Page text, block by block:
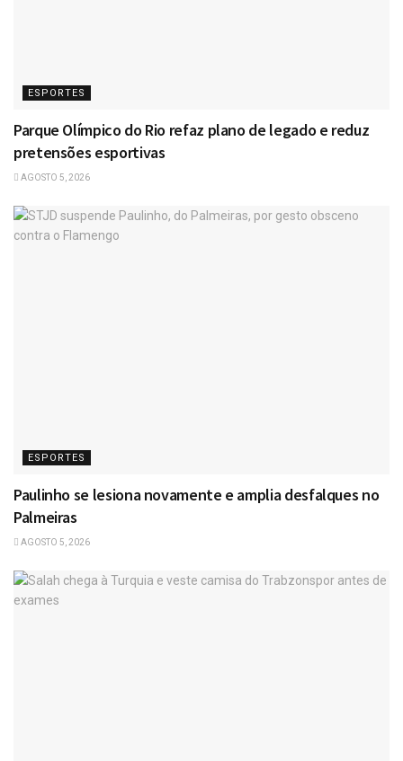
ESPORTES
Parque Olímpico do Rio refaz plano de legado e reduz
pretensões esportivas
AGOSTO 5, 2026
ESPORTES
Paulinho se lesiona novamente e amplia desfalques no
Palmeiras
AGOSTO 5, 2026